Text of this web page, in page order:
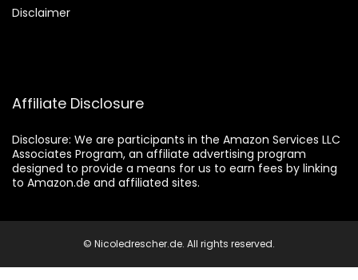
Disclaimer
Affiliate Disclosure
Disclosure: We are participants in the Amazon Services LLC
Associates Program, an affiliate advertising program
designed to provide a means for us to earn fees by linking
to Amazon.de and affiliated sites.
© Nicoledrescher.de. All rights reserved.